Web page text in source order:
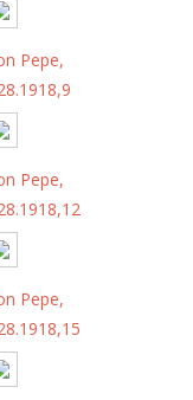
Pepe,
Pepe,
Pepe,